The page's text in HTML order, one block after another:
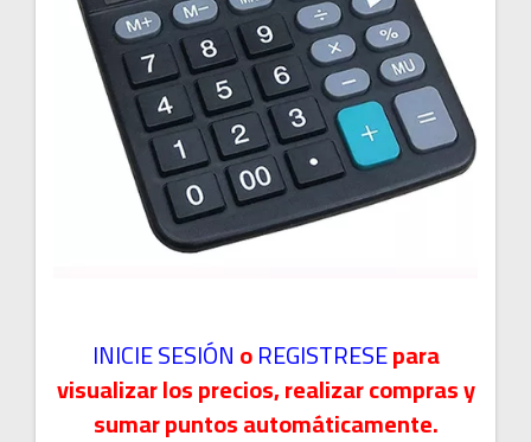
INICIE SESIÓNoREGISTRESEpara
visualizar los precios, realizar compras y
sumar puntos automáticamente.